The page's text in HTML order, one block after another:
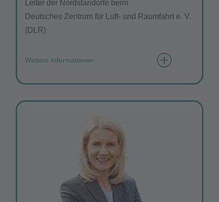
Leiter der Nordstandorte beim
Deutsches Zentrum für Luft- und Raumfahrt e. V.
(DLR)
Weitere Informationen
Wie würden Sie sich mit 3 Wörtern
Was gefällt Ihnen besonders am
Das Team, was offen und stets hilfsbereit ist und
Probleme schnell lösen kann.
Was bedeutet für Sie "Netzwerken"?